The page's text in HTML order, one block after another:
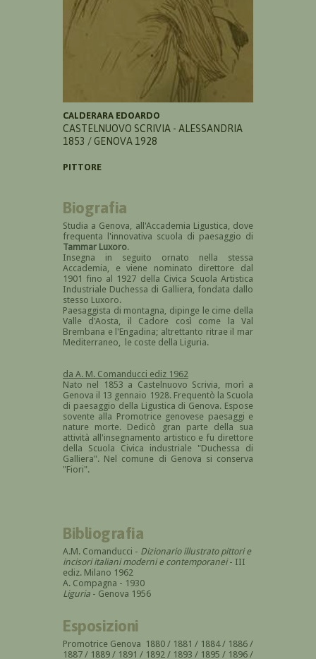
CALDERARA EDOARDO
CASTELNUOVO SCRIVIA - ALESSANDRIA
1853 / GENOVA 1928
PITTORE
Biografia
Studia a Genova, all'Accademia Ligustica, dove
frequenta l'innovativa scuola di paesaggio di
Tammar Luxoro.
Insegna in seguito ornato nella stessa
Accademia, e viene nominato direttore dal
1901 fino al 1927 della Civica Scuola Artistica
Industriale Duchessa di Galliera, fondata dallo
stesso Luxoro.
Paesaggista di montagna, dipinge le cime della
Valle d'Aosta, il Cadore così come la Val
Brembana e l'Engadina; altrettanto ritrae il mar
Mediterraneo, le coste della Liguria.
da A. M. Comanducci ediz 1962
Nato nel 1853 a Castelnuovo Scrivia, morì a
Genova il 13 gennaio 1928. Frequentò la Scuola
di paesaggio della Ligustica di Genova. Espose
sovente alla Promotrice genovese paesaggi e
nature morte. Dedicò gran parte della sua
attività all'insegnamento artistico e fu direttore
della Scuola Civica industriale "Duchessa di
Galliera". Nel comune di Genova si conserva
"Fiori".
Bibliografia
A.M. Comanducci - Dizionario illustrato pittori e
incisori italiani moderni e contemporanei- III
ediz. Milano 1962
A. Compagna - 1930
Liguria - Genova 1956
Esposizioni
Promotrice Genova 1880 / 1881 / 1884 / 1886 /
1887 / 1889 / 1891 / 1892 / 1893 / 1895 / 1896 /